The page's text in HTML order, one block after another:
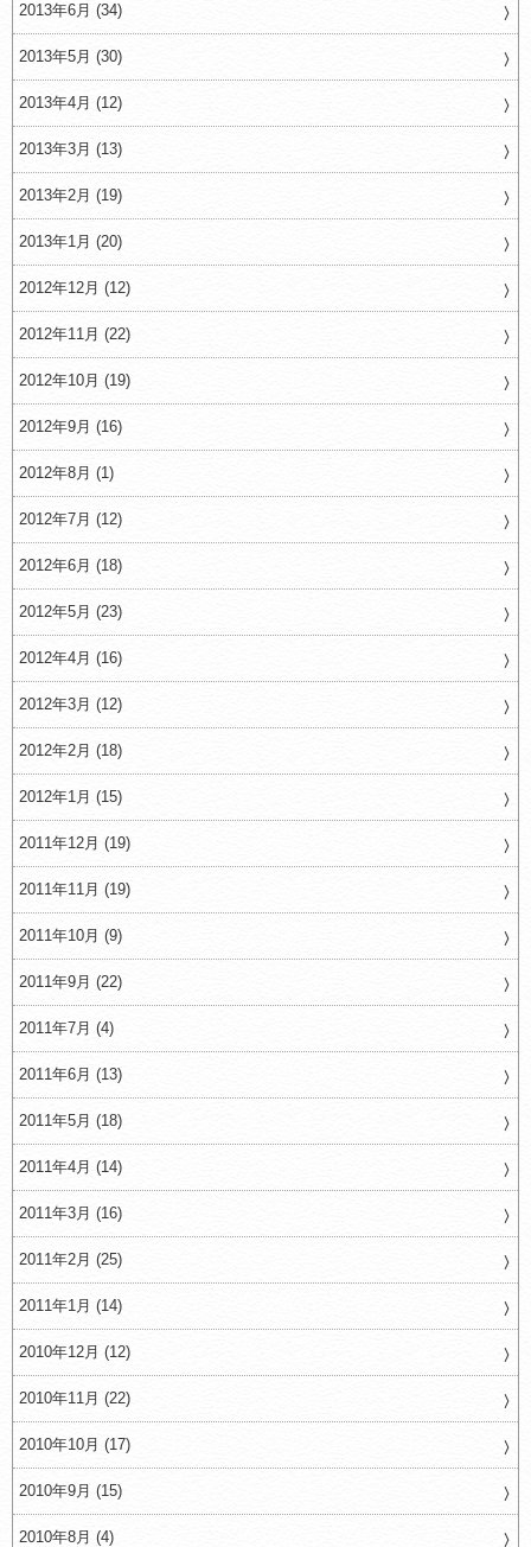
2013年6月 (34)
2013年5月 (30)
2013年4月 (12)
2013年3月 (13)
2013年2月 (19)
2013年1月 (20)
2012年12月 (12)
2012年11月 (22)
2012年10月 (19)
2012年9月 (16)
2012年8月 (1)
2012年7月 (12)
2012年6月 (18)
2012年5月 (23)
2012年4月 (16)
2012年3月 (12)
2012年2月 (18)
2012年1月 (15)
2011年12月 (19)
2011年11月 (19)
2011年10月 (9)
2011年9月 (22)
2011年7月 (4)
2011年6月 (13)
2011年5月 (18)
2011年4月 (14)
2011年3月 (16)
2011年2月 (25)
2011年1月 (14)
2010年12月 (12)
2010年11月 (22)
2010年10月 (17)
2010年9月 (15)
2010年8月 (4)